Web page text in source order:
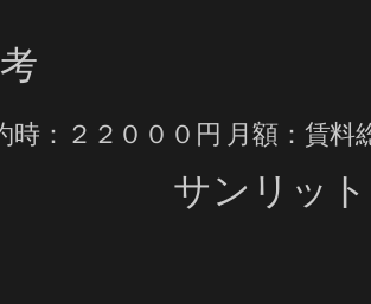
時：２２０００円 月額：賃
サンリッ